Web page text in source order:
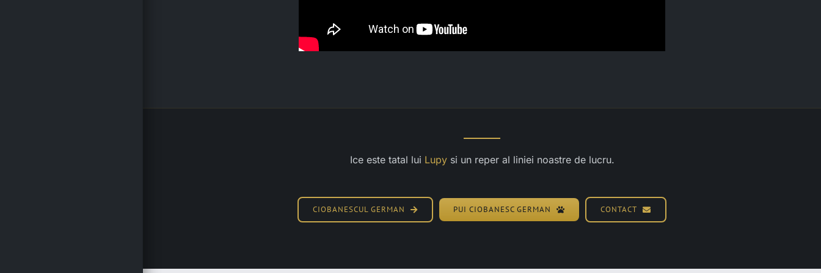
Ice este tatal lui Lupysi un reper al liniei noastre de lucru.
CIOBANESCUL GERMAN PUI CIOBANESC GERMAN CONTACT